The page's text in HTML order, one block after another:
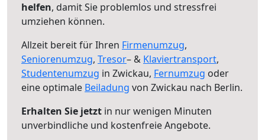
helfen, damit Sie problemlos und stressfrei
umziehen können.
Allzeit bereit für Ihren Firmenumzug,
Seniorenumzug, Tresor– & Klaviertransport,
Studentenumzug in Zwickau, Fernumzug oder
eine optimale Beiladung von Zwickau nach Berlin.
Erhalten Sie jetzt in nur wenigen Minuten
unverbindliche und kostenfreie Angebote.